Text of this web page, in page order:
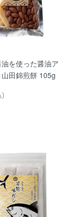
を使った醤油ア
田錦煎餅 105g
)